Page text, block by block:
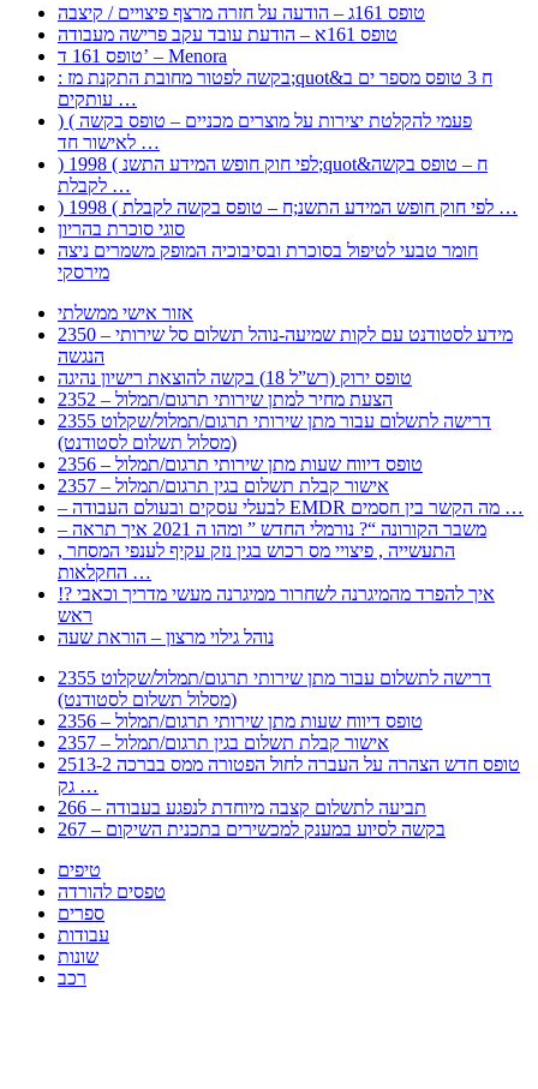
טופס 161ג – הודעה על חזרה מרצף פיצויים / קיצבה
טופס 161א – הודעת עובד עקב פרישה מעבודה
טופס 161 ד’ – Menora
: בקשה לפטור מחובת התקנת מז;quot&ח 3 טופס מספר ים ב
עותקים …
) ( פעמי להקלטת יצירות על מוצרים מכניים – טופס בקשה
לאישור חד …
) 1998 ( לפי חוק חופש המידע התשנ;quot&ח – טופס בקשה
לקבלת …
) 1998 ( לפי חוק חופש המידע התשנ;ח – טופס בקשה לקבלת …
סוגי סוכרת בהריון
חומר טבעי לטיפול בסוכרת ובסיבוכיה המופק משמרים ניצה
מירסקי
אזור אישי ממשלתי
2350 – מידע לסטודנט עם לקות שמיעה-נוהל תשלום סל שירותי
הנגשה
טופס ירוק (רש”ל 18) בקשה להוצאת רישיון נהיגה
2352 – הצעת מחיר למתן שירותי תרגום/תמלול
2355 דרישה לתשלום עבור מתן שירותי תרגום/תמלול/שקלוט
(מסלול תשלום לסטודנט)
2356 – טופס דיווח שעות מתן שירותי תרגום/תמלול
2357 – אישור קבלת תשלום בגין תרגום/תמלול
– לבעלי עסקים ובעולם העבודה EMDR מה הקשר בין חסמים …
– משבר הקורונה “? נורמלי החדש ” ומהו ה 2021 איך תראה
, התעשייה , פיצויי מס רכוש בגין נזק עקיף לענפי המסחר
החקלאות …
!? איך להפרד מהמיגרנה לשחרור ממיגרנה מעשי מדריך וכאבי
ראש
נוהל גילוי מרצון – הוראת שעה
2355 דרישה לתשלום עבור מתן שירותי תרגום/תמלול/שקלוט
(מסלול תשלום לסטודנט)
2356 – טופס דיווח שעות מתן שירותי תרגום/תמלול
2357 – אישור קבלת תשלום בגין תרגום/תמלול
2513-2 טופס חדש הצהרה על העברה לחול הפטורה ממס בברכה
גק …
266 – תביעה לתשלום קצבה מיוחדת לנפגע בעבודה
267 – בקשה לסיוע במענק למכשירים בתכנית השיקום
טיפים
טפסים להורדה
ספרים
עבודות
שונות
רכב